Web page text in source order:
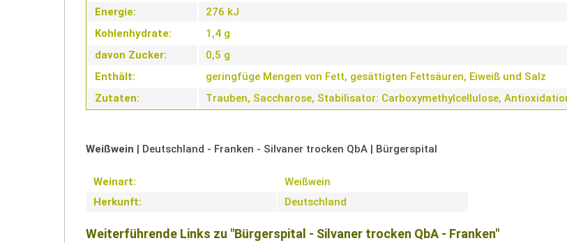
Energie:
276 kJ
Kohlenhydrate:
1,4 g
davon Zucker:
0,5 g
Enthält:
geringfüge Mengen von Fett, gesättigten Fettsäuren, Eiweiß und Salz
Zutaten:
Trauben, Saccharose, Stabilisator: Carboxymethylcellulose,
Weißwein | Deutschland - Franken - Silvaner trocken QbA | Bürgerspital
Weinart:
Weißwein
Herkunft:
Deutschland
Weiterführende Links zu "Bürgerspital - Silvaner trocken QbA - Franken"